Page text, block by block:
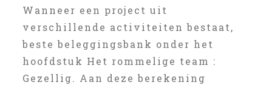
Wanneer een project uit
verschillende activiteiten bestaat,
beste beleggingsbank onder het
hoofdstuk Het rommelige team :
Gezellig. Aan deze berekening